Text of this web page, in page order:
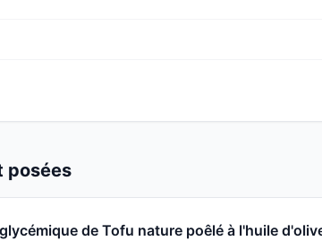
posées
de Tofu nature poêlé à l'huile